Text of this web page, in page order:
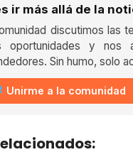
ir más allá de la
discutimos las
oportunidades y nos
Sin humo, solo
Unirme a la comunidad